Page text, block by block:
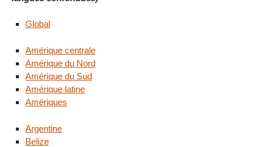
Global
Amérique centrale
Amérique du Nord
Amérique du Sud
Amérique latine
Amériques
Argentine
Belize